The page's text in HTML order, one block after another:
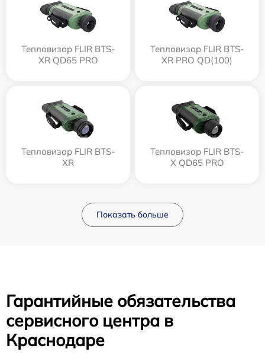
Тепловизор FLIR BTS-
XR QD65 PRO
Тепловизор FLIR BTS-
XR PRO QD(100)
Тепловизор FLIR BTS-
XR
Тепловизор FLIR BTS-
X QD65 PRO
Показать больше
Гарантийные обязательства
сервисного центра в
Краснодаре